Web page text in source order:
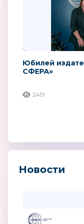
Юбилей
СФЕРА»
2451
Новости